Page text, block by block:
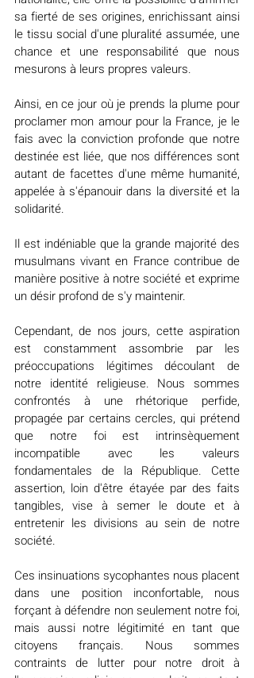
sa fierté de ses origines, enrichissant ainsi
le tissu social d'une pluralité assumée, une
chance et une responsabilité que nous
mesurons à leurs propres valeurs.
Ainsi, en ce jour où je prends la plume pour
proclamer mon amour pour la France, je le
fais avec la conviction profonde que notre
destinée est liée, que nos différences sont
autant de facettes d'une même humanité,
appelée à s'épanouir dans la diversité et la
solidarité.
Il est indéniable que la grande majorité des
musulmans vivant en France contribue de
manière positive à notre société et exprime
un désir profond de s'y maintenir.
Cependant, de nos jours, cette aspiration
est constamment assombrie par les
préoccupations légitimes découlant de
notre identité religieuse. Nous sommes
confrontés à une rhétorique perfide,
propagée par certains cercles, qui prétend
que notre foi est intrinsèquement
incompatible avec les valeurs
fondamentales de la République. Cette
assertion, loin d'être étayée par des faits
tangibles, vise à semer le doute et à
entretenir les divisions au sein de notre
société.
Ces insinuations sycophantes nous placent
dans une position inconfortable, nous
forçant à défendre non seulement notre foi,
mais aussi notre légitimité en tant que
citoyens français. Nous sommes
contraints de lutter pour notre droit à